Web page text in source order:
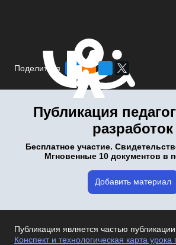
Поделиться
Публикация
разработок
Бесплатное участие.
Мгновенные 10 документов в
Добавить материал
Публикация является частью
Конспект и технологическая карта урока